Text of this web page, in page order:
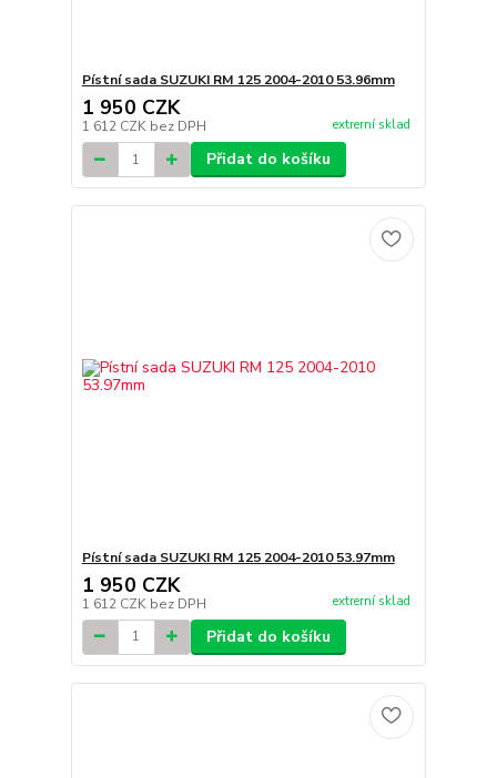
Pístní sada SUZUKI RM 125 2004-2010 53.96mm
1 950 CZK
1 612 CZK bez DPH extrerní sklad
Přidat do košíku
Pístní sada SUZUKI RM 125 2004-2010 53.97mm
1 950 CZK
1 612 CZK bez DPH extrerní sklad
Přidat do košíku